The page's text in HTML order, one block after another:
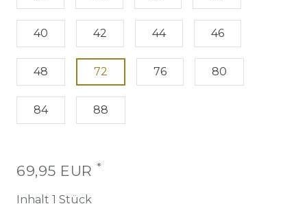
40 42 44 46
48 72 76 80
84 88
69,95 EUR *
Inhalt 1 Stück